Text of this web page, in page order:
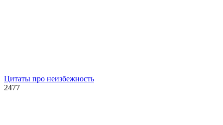
Цитаты про неизбежность
2477